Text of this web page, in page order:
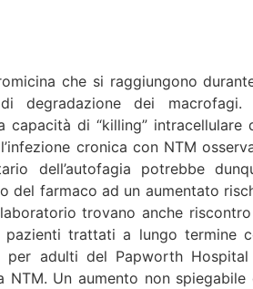
che si raggiungono
degradazione dei macrofagi.
di “killing” intracellulare
cronica con NTM
dell’autofagia potrebbe
del farmaco ad un aumentato
trovano anche
trattati a lungo termine
per adulti del Papworth
Un aumento non spiegabile